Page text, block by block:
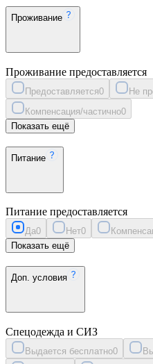
Проживание
Проживание предоставляется
Предоставляется0 Не
Компенсация/частично0
Показать ещё
Питание
Питание предоставляется
Да0 Нет0
Показать ещё
Доп. условия
Спецодежда и СИЗ
Выдается бесплатно0